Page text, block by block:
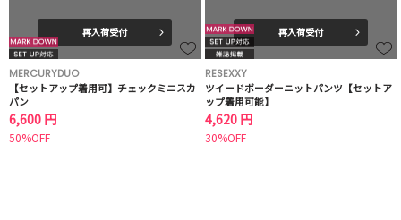
再入荷受付
MERCURYDUO
【セットアップ着用可】チェックミニスカ
パン
6,600 円
50%OFF
再入荷受付
RESEXXY
ツイードボーダーニットパンツ【セットア
ップ着用可能】
4,620 円
30%OFF